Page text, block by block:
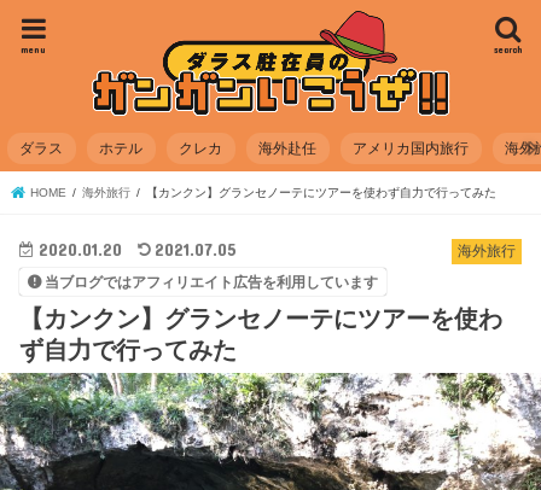
search
menu
ダラス ホテル クレカ 海外赴任 アメリカ国内旅行 海外
HOME 海外旅行 【カンクン】グランセノーテにツアーを使わず自力で行ってみた
海外旅行
2020.01.20 2021.07.05
当ブログではアフィリエイト広告を利用しています
【カンクン】グランセノーテにツアーを使わ
ず自力で行ってみた